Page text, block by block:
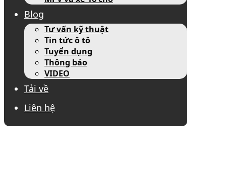
Blog
Tư vấn kỹ thuật
Tin tức ô tô
Tuyển dụng
Thông báo
VIDEO
Tải về
Liên hệ